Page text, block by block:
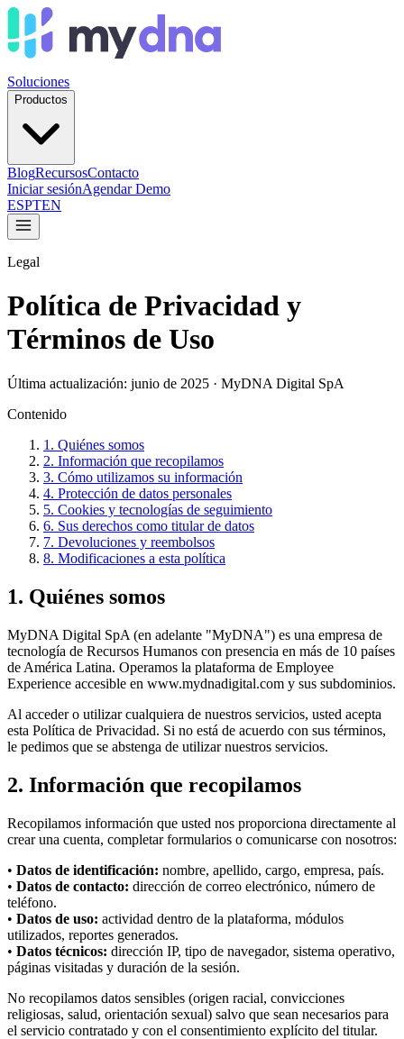
Soluciones
Productos
BlogRecursosContacto
Iniciar sesiónAgendar Demo
ESPTEN
Legal
Política de Privacidad y
Términos de Uso
Última actualización: junio de 2025 · MyDNA Digital SpA
Contenido
1. Quiénes somos
2. Información que recopilamos
3. Cómo utilizamos su información
4. Protección de datos personales
5. Cookies y tecnologías de seguimiento
6. Sus derechos como titular de datos
7. Devoluciones y reembolsos
8. Modificaciones a esta política
1. Quiénes somos
MyDNA Digital SpA (en adelante "MyDNA") es una empresa de
tecnología de Recursos Humanos con presencia en más de 10 países
de América Latina. Operamos la plataforma de Employee
Experience accesible en www.mydnadigital.com y sus subdominios.
Al acceder o utilizar cualquiera de nuestros servicios, usted acepta
esta Política de Privacidad. Si no está de acuerdo con sus términos,
le pedimos que se abstenga de utilizar nuestros servicios.
2. Información que recopilamos
Recopilamos información que usted nos proporciona directamente al
crear una cuenta, completar formularios o comunicarse con nosotros:
• Datos de identificación: nombre, apellido, cargo, empresa, país.
• Datos de contacto: dirección de correo electrónico, número de
teléfono.
• Datos de uso: actividad dentro de la plataforma, módulos
utilizados, reportes generados.
• Datos técnicos: dirección IP, tipo de navegador, sistema operativo,
páginas visitadas y duración de la sesión.
No recopilamos datos sensibles (origen racial, convicciones
religiosas, salud, orientación sexual) salvo que sean necesarios para
el servicio contratado y con el consentimiento explícito del titular.